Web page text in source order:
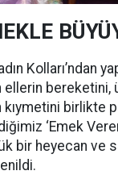
Kolları’ndan
ellerin
kıymetini birlikte
‘Emek
bir heyecan ve